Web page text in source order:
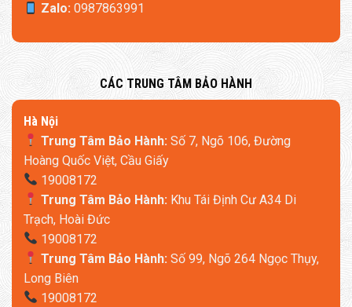
Zalo:0987863991
​CÁC TRUNG TÂM BẢO HÀNH
​Hà Nội
Trung Tâm Bảo Hành: Số 7, Ngõ 106, Đường
Hoàng Quốc Việt, Cầu Giấy
19008172
Trung Tâm Bảo Hành: Khu Tái Định Cư A34 Di
Trạch, Hoài Đức
19008172
Trung Tâm Bảo Hành: Số 99, Ngõ 264 Ngọc Thụy,
Long Biên
19008172